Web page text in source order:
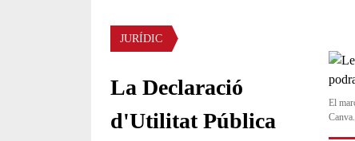
Àmbit
JURÍDIC
La Declaració
d'Utilitat Pública
El